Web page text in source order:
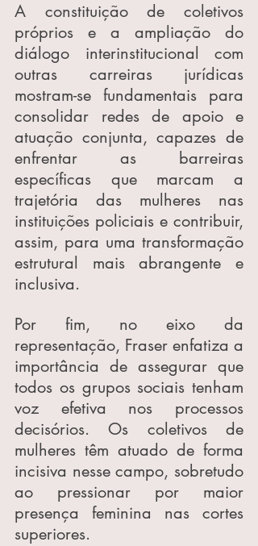
A constituição de coletivos
próprios e a ampliação do
diálogo interinstitucional com
outras carreiras jurídicas
mostram-se fundamentais para
consolidar redes de apoio e
atuação conjunta, capazes de
enfrentar as barreiras
específicas que marcam a
trajetória das mulheres nas
instituições policiais e contribuir,
assim, para uma transformação
estrutural mais abrangente e
inclusiva.
Por fim, no eixo da
representação, Fraser enfatiza a
importância de assegurar que
todos os grupos sociais tenham
voz efetiva nos processos
decisórios. Os coletivos de
mulheres têm atuado de forma
incisiva nesse campo, sobretudo
ao pressionar por maior
presença feminina nas cortes
superiores.